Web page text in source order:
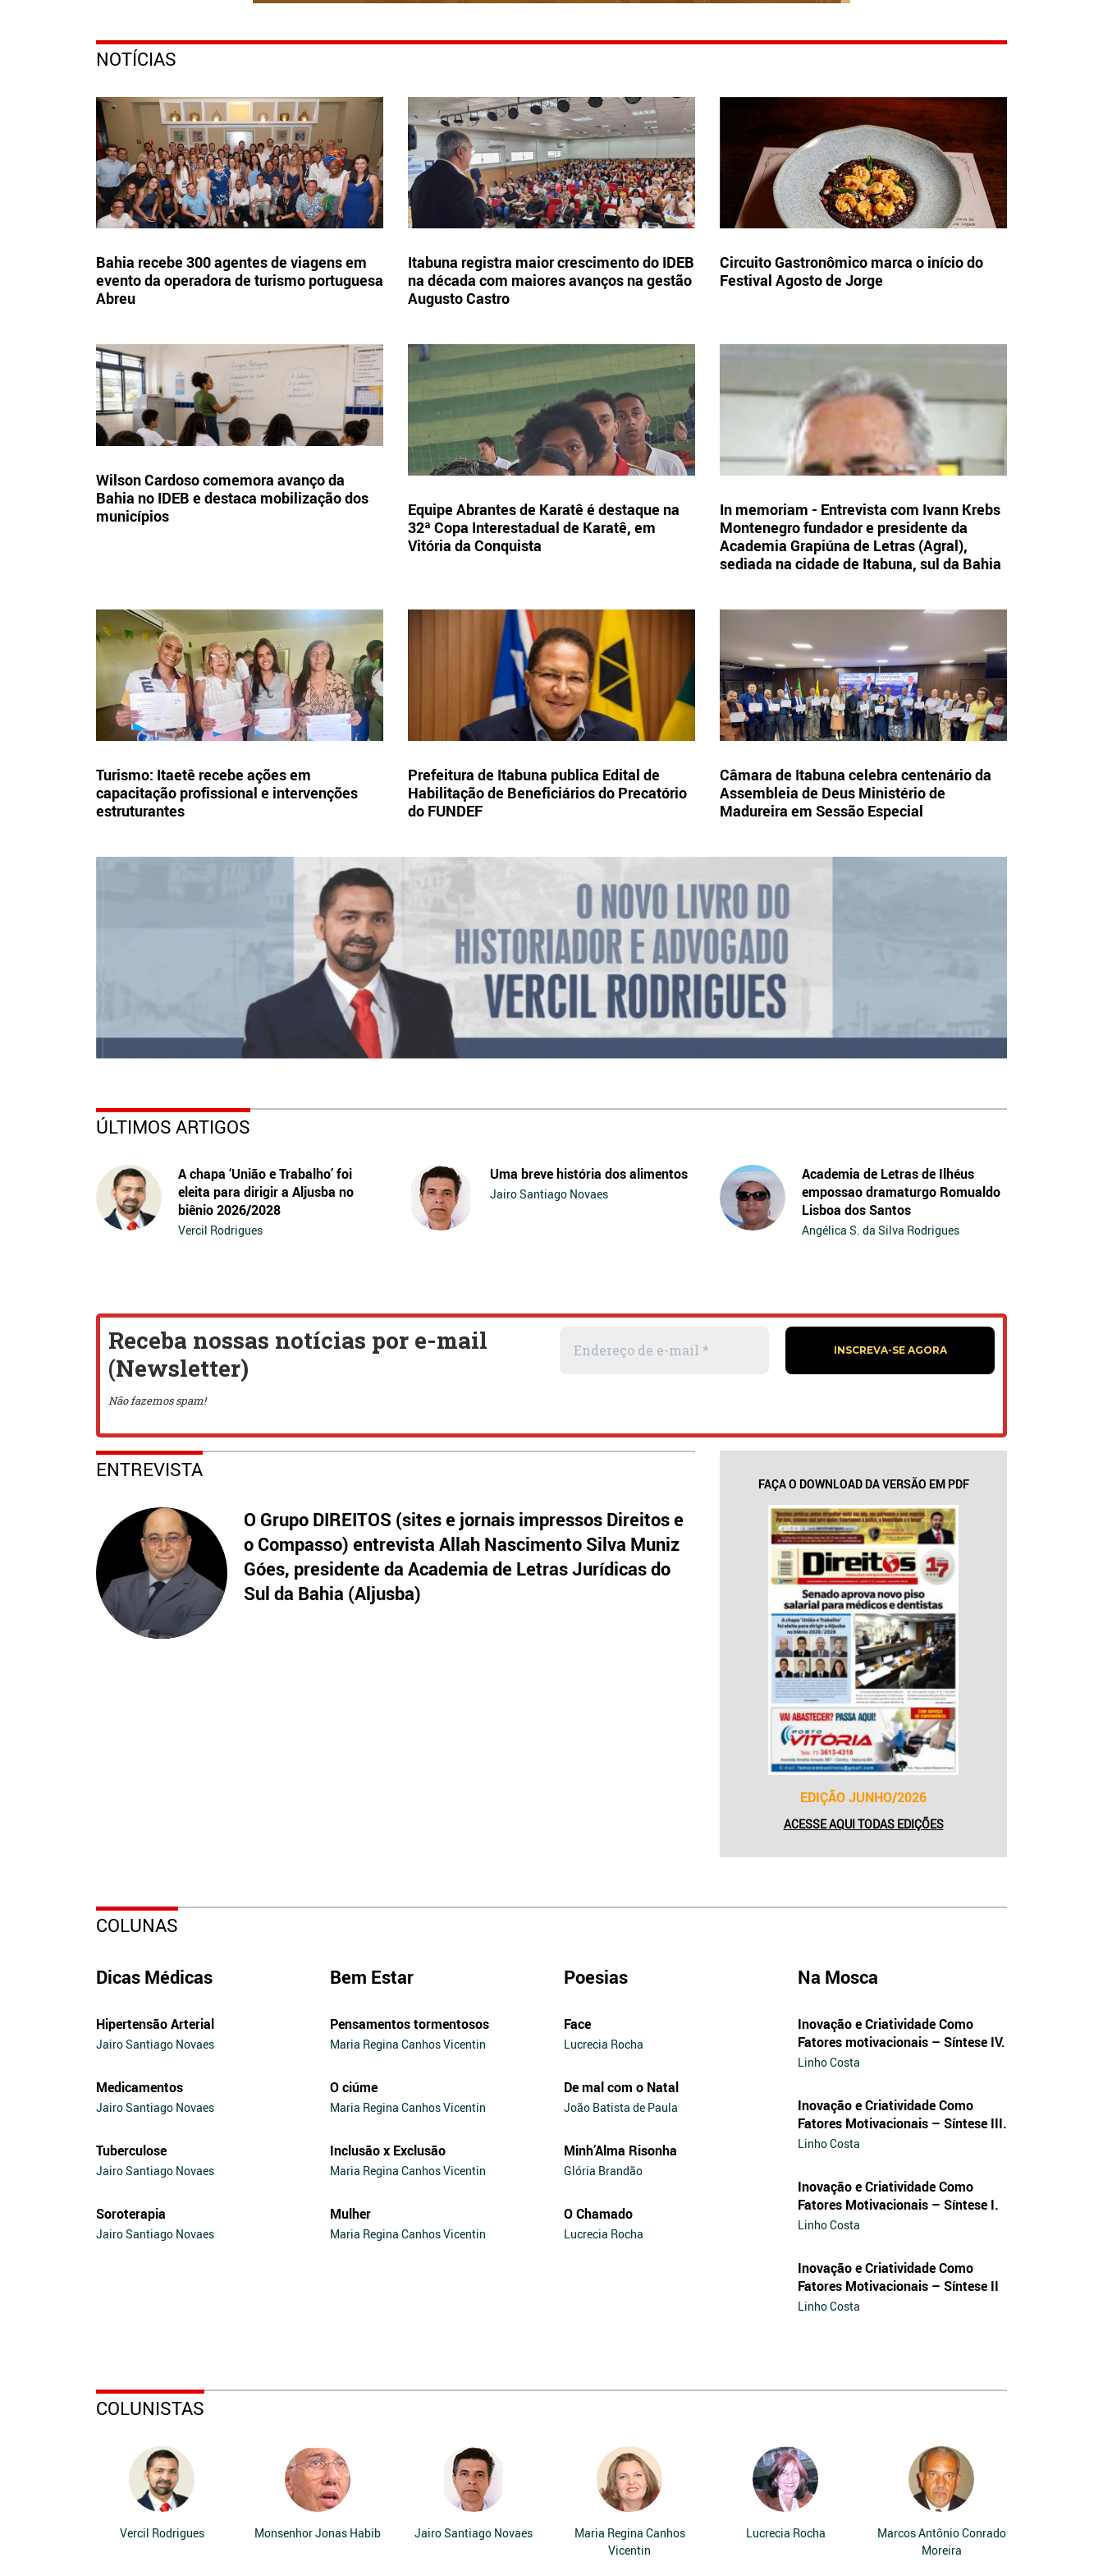
NOTÍCIAS
Bahia recebe 300 agentes de viagens em
evento da operadora de turismo portuguesa
Abreu
Itabuna registra maior crescimento do IDEB
na década com maiores avanços na gestão
Augusto Castro
Circuito Gastronômico marca o início do
Festival Agosto de Jorge
Wilson Cardoso comemora avanço da
Bahia no IDEB e destaca mobilização dos
municípios
Equipe Abrantes de Karatê é destaque na
32ª Copa Interestadual de Karatê, em
Vitória da Conquista
In memoriam - Entrevista com Ivann Krebs
Montenegro fundador e presidente da
Academia Grapiúna de Letras (Agral),
sediada na cidade de Itabuna, sul da Bahia
Turismo: Itaetê recebe ações em
capacitação profissional e intervenções
estruturantes
Prefeitura de Itabuna publica Edital de
Habilitação de Beneficiários do Precatório
do FUNDEF
Câmara de Itabuna celebra centenário da
Assembleia de Deus Ministério de
Madureira em Sessão Especial
ÚLTIMOS ARTIGOS
A chapa ‘União e Trabalho’ foi
eleita para dirigir a Aljusba no
biênio 2026/2028
Vercil Rodrigues
Uma breve história dos alimentos
Jairo Santiago Novaes
Academia de Letras de Ilhéus
empossao dramaturgo Romualdo
Lisboa dos Santos
Angélica S. da Silva Rodrigues
ENTREVISTA
O Grupo DIREITOS (sites e jornais impressos Direitos e
o Compasso) entrevista Allah Nascimento Silva Muniz
Góes, presidente da Academia de Letras Jurídicas do
Sul da Bahia (Aljusba)
FAÇA O DOWNLOAD DA VERSÃO EM PDF
EDIÇÃO JUNHO/2026
ACESSE AQUI TODAS EDIÇÕES
COLUNAS
Dicas Médicas
Hipertensão Arterial
Jairo Santiago Novaes
Medicamentos
Jairo Santiago Novaes
Tuberculose
Jairo Santiago Novaes
Soroterapia
Jairo Santiago Novaes
Bem Estar
Pensamentos tormentosos
Maria Regina Canhos Vicentin
O ciúme
Maria Regina Canhos Vicentin
Inclusão x Exclusão
Maria Regina Canhos Vicentin
Mulher
Maria Regina Canhos Vicentin
Poesias
Face
Lucrecia Rocha
De mal com o Natal
João Batista de Paula
Minh’Alma Risonha
Glória Brandão
O Chamado
Lucrecia Rocha
Na Mosca
Inovação e Criatividade Como
Fatores motivacionais – Síntese IV.
Linho Costa
Inovação e Criatividade Como
Fatores Motivacionais – Síntese III.
Linho Costa
Inovação e Criatividade Como
Fatores Motivacionais – Síntese I.
Linho Costa
Inovação e Criatividade Como
Fatores Motivacionais – Síntese II
Linho Costa
COLUNISTAS
Vercil Rodrigues Monsenhor Jonas Habib Jairo Santiago Novaes
Maria Regina Canhos
Vicentin
Lucrecia Rocha
Marcos Antônio Conrado
Moreira